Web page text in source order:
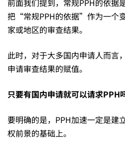
价
值
把“常规PPH的依据”作为一个
家或地区的审查结果。
此时，对于大多国内申请人而言
申请审查结果的赋值。
只要有国内申请就可以请求PPH
要明确的是，PPH加速一定是建
权前景的基础上。